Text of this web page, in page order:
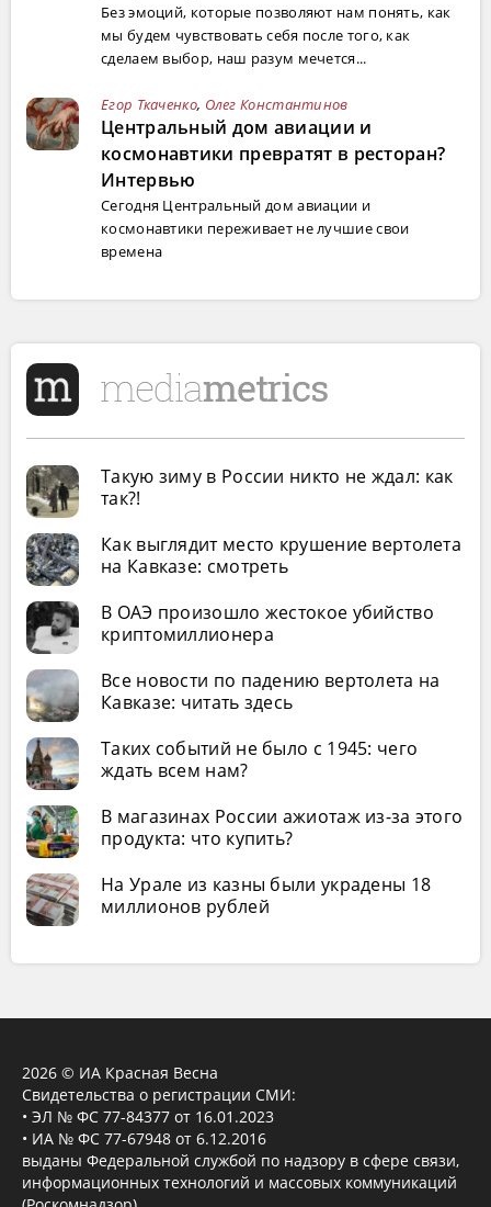
Без эмоций, которые позволяют нам понять, как
мы будем чувствовать себя после того, как
сделаем выбор, наш разум мечется...
Егор Ткаченко, Олег Константинов
Центральный дом авиации и
космонавтики превратят в ресторан?
Интервью
Сегодня Центральный дом авиации и
космонавтики переживает не лучшие свои
времена
Такую зиму в России никто не ждал: как
так?!
Как выглядит место крушение вертолета
на Кавказе: смотреть
В ОАЭ произошло жестокое убийство
криптомиллионера
Все новости по падению вертолета на
Кавказе: читать здесь
Таких событий не было с 1945: чего
ждать всем нам?
В магазинах России ажиотаж из-за этого
продукта: что купить?
На Урале из казны были украдены 18
миллионов рублей
2026 © ИА Красная Весна
Свидетельства о регистрации СМИ:
• ЭЛ № ФС 77-84377 от 16.01.2023
• ИА № ФС 77-67948 от 6.12.2016
выданы Федеральной службой по надзору в сфере связи,
информационных технологий и массовых коммуникаций